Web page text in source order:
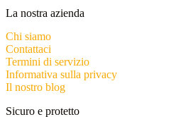
La nostra azienda
Chi siamo
Contattaci
Termini di servizio
Informativa sulla privacy
Il nostro blog
Sicuro e protetto